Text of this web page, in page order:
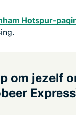
Hotspur-
om jezelf